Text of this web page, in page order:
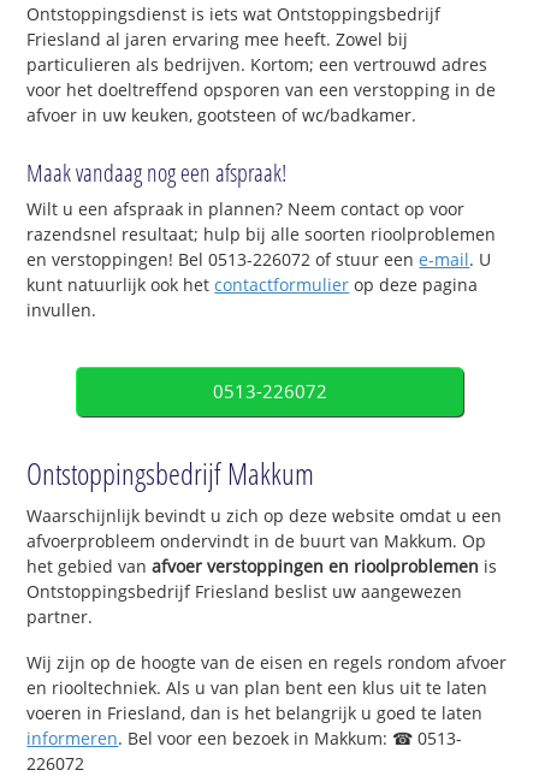
Ontstoppingsdienst is iets wat Ontstoppingsbedrijf
Friesland al jaren ervaring mee heeft. Zowel bij
particulieren als bedrijven. Kortom; een vertrouwd adres
voor het doeltreffend opsporen van een verstopping in de
afvoer in uw keuken, gootsteen of wc/badkamer.
Maak vandaag nog een afspraak!
Wilt u een afspraak in plannen? Neem contact op voor
razendsnel resultaat; hulp bij alle soorten rioolproblemen
en verstoppingen! Bel 0513-226072 of stuur eene-mail. U
kunt natuurlijk ook hetcontactformulier op deze pagina
invullen.
0513-226072
Ontstoppingsbedrijf Makkum
Waarschijnlijk bevindt u zich op deze website omdat u een
afvoerprobleem ondervindt in de buurt van Makkum. Op
het gebied vanafvoer verstoppingen en rioolproblemen is
Ontstoppingsbedrijf Friesland beslist uw aangewezen
partner.
Wij zijn op de hoogte van de eisen en regels rondom afvoer
en riooltechniek. Als u van plan bent een klus uit te laten
voeren in Friesland, dan is het belangrijk u goed te laten
informeren. Bel voor een bezoek in Makkum: ☎ 0513-
226072